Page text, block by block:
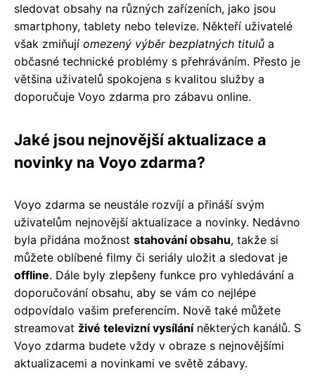
sledovat obsahy na různých zařízeních, jako jsou
smartphony, tablety nebo televize. Někteří uživatelé
však zmiňují omezený výběr bezplatných titulů a
občasné technické problémy s přehráváním. Přesto je
většina uživatelů spokojena s kvalitou služby a
doporučuje Voyo zdarma pro zábavu online.
Jaké jsou nejnovější aktualizace a
novinky na Voyo zdarma?
Voyo zdarma se neustále rozvíjí a přináší svým
uživatelům nejnovější aktualizace a novinky. Nedávno
byla přidána možnost stahování obsahu, takže si
můžete oblíbené filmy či seriály uložit a sledovat je
offline. Dále byly zlepšeny funkce pro vyhledávání a
doporučování obsahu, aby se vám co nejlépe
odpovídalo vašim preferencím. Nově také můžete
streamovat živé televizní vysíláníněkterých kanálů. S
Voyo zdarma budete vždy v obraze s nejnovějšími
aktualizacemi a novinkami ve světě zábavy.